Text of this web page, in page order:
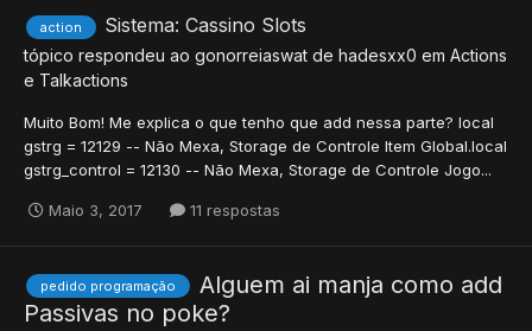
action Sistema: Cassino Slots
tópico respondeu ao gonorreiaswat de hadesxx0 em Actions
e Talkactions
Muito Bom! Me explica o que tenho que add nessa parte? local
gstrg = 12129 -- Não Mexa, Storage de Controle Item Global.local
gstrg_control = 12130 -- Não Mexa, Storage de Controle Jogo...
Maio 3, 2017 11 respostas
pedido programação
Alguem ai manja como add
Passivas no poke?